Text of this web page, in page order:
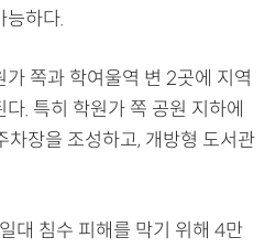
능하다.
쪽과 학여울역 변 2곳에 지역
. 특히 학원가 쪽 공원 지하에
장을 조성하고, 개방형 도서관
대 침수 피해를 막기 위해 4만